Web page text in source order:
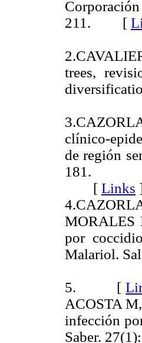
211. [
trees,
clínico-
de región
181.
[ Links
MORALES
por
Malariol.
5. [
ACOSTA
infección
Saber.